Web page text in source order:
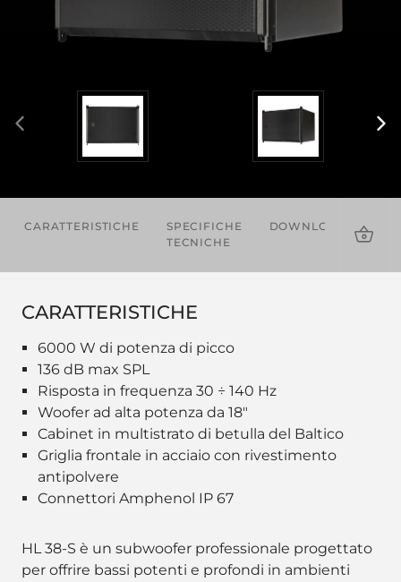
CARATTERISTICHE
SPECIFICHE
TECNICHE
DOWNLOADS
CARATTERISTICHE
6000 W di potenza di picco
136 dB max SPL
Risposta in frequenza 30 ÷ 140 Hz
Woofer ad alta potenza da 18"
Cabinet in multistrato di betulla del Baltico
Griglia frontale in acciaio con rivestimento
antipolvere
Connettori Amphenol IP 67
HL 38-S è un subwoofer professionale progettato
per offrire bassi potenti e profondi in ambienti